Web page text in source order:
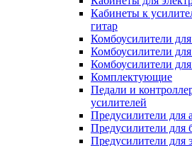
Кабинеты к
гитар
Комбоусилители
Комбоусилители
Комбоусилители
Комплектующие
Педали и
усилителей
Предусилители для
Предусилители для
Предусилители для